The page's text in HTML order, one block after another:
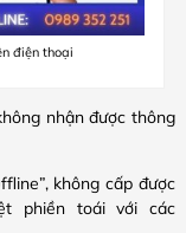
điện thoại
nhận được thông
không cấp được
phiền toái với các